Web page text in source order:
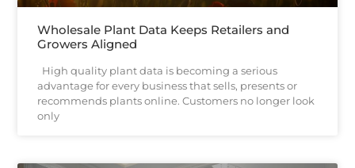
Wholesale Plant Data Keeps Retailers and
Growers Aligned
High quality plant data is becoming a serious
advantage for every business that sells, presents or
recommends plants online. Customers no longer look
only